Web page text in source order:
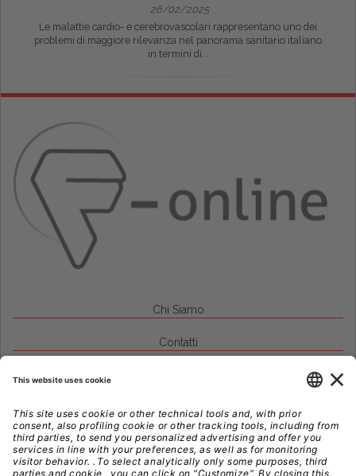
26/02/2025
Le malattie cardio- e cerebrovascolari rappresentano uno dei
problemi di maggiore rilevanza nel panorama sanitario italiano
in termini di...
Chi Siamo
Contatti
Note Legali
Privacy
Gestione Cookie